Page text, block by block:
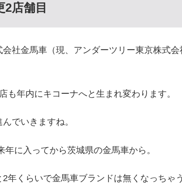
店舗目
社金馬車（現、アンダーツリー東京株式
年内にキコーナへと生まれ変わります。
でいきますね。
に入ってから茨城県の金馬車から。
年くらいで金馬車ブランドは無くなっちゃ